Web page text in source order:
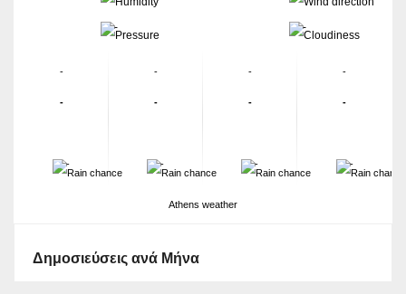
- -
-
-
-
-
-
-
-
-
-
-
-
-
Athens weather
Δημοσιεύσεις ανά Μήνα